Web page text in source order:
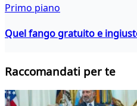
Primo piano
Quel fango gratuito e
Raccomandati per te